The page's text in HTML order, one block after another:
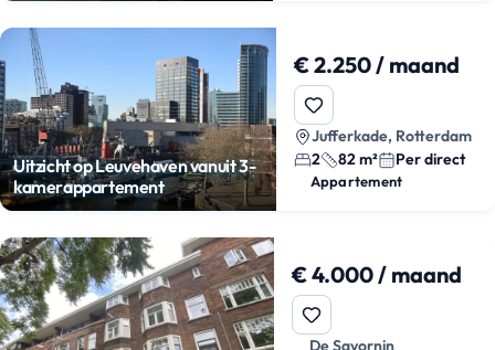
Uitzicht op Leuvehaven vanuit 3-
kamerappartement
€ 2.250 / maand
Jufferkade, Rotterdam
2
82 m² Per direct
Appartement
€ 4.000 / maand